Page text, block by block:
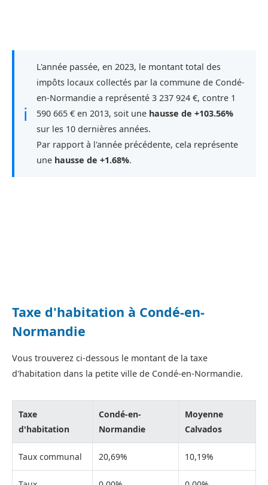
ℹ
L'année passée, en 2023, le montant total des
impôts locaux collectés par la commune de Condé-
en-Normandie a représenté 3 237 924 €, contre 1
590 665 € en 2013, soit une hausse de +103.56%
sur les 10 dernières années.
Par rapport à l'année précédente, cela représente
une hausse de +1.68%.
Taxe d'habitation à Condé-en-
Normandie
Vous trouverez ci-dessous le montant de la taxe
d'habitation dans la petite ville de Condé-en-Normandie.
Taxe
d'habitation
Condé-en-
Normandie
Moyenne
Calvados
Taux communal 20,69% 10,19%